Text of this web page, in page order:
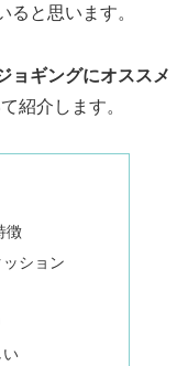
ると思います。
ョギングにオススメ
紹介します。
徴
ション
い